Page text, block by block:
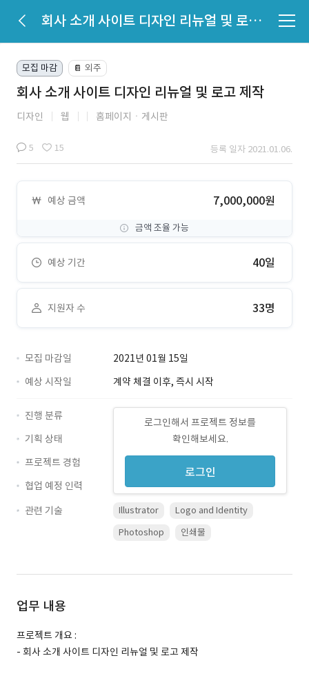
회사 소개 사이트 디자인 리뉴얼 및 로고 제작
모집 마감 📔 외주
회사 소개 사이트 디자인 리뉴얼 및 로고 제작
디자인 웹 홈페이지ㆍ게시판
5 15 등록 일자 2021.01.06.
예상 금액 7,000,000원
금액 조율 가능
예상 기간 40일
지원자 수 33명
모집 마감일
2021년 01월 15일
예상 시작일
계약 체결 이후, 즉시 시작
로그인해서 프로젝트 정보를
확인해보세요.
로그인
진행 분류
기획 상태
프로젝트 경험
협업 예정 인력
관련 기술
Illustrator
Logo and Identity
Photoshop
인쇄물
업무 내용
프로젝트 개요 :
- 회사 소개 사이트 디자인 리뉴얼 및 로고 제작